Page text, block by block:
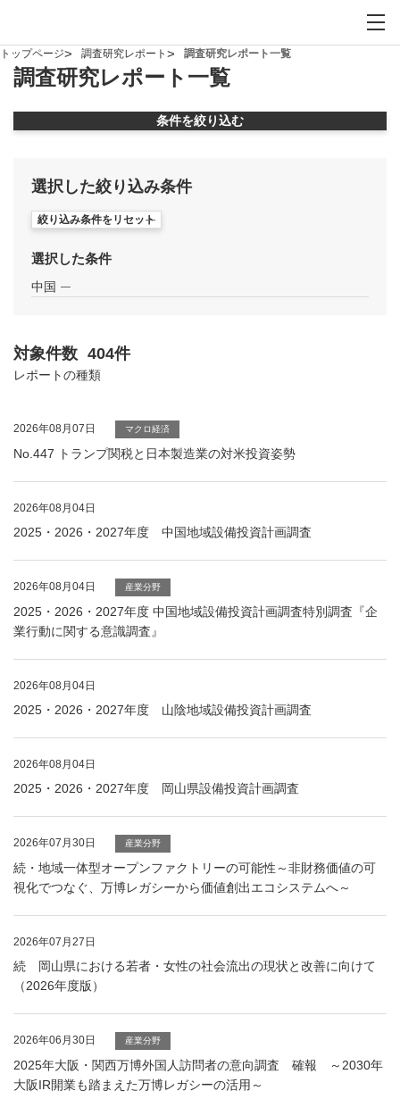
トップページ 調査研究レポート 調査研究レポート一覧
調査研究レポート一覧
条件を絞り込むモーダルウィンドウを開きます
選択した絞り込み条件
絞り込み条件をリセット
選択した条件
中国
対象件数 404件
レポートの種類モーダルウィンドウを開きます
2026年08月07日 マクロ経済
No.447 トランプ関税と日本製造業の対米投資姿勢
2026年08月04日
2025・2026・2027年度 中国地域設備投資計画調査
2026年08月04日 産業分野
2025・2026・2027年度 中国地域設備投資計画調査特別調査『企
業行動に関する意識調査』
2026年08月04日
2025・2026・2027年度 山陰地域設備投資計画調査
2026年08月04日
2025・2026・2027年度 岡山県設備投資計画調査
2026年07月30日 産業分野
続・地域一体型オープンファクトリーの可能性～非財務価値の可
視化でつなぐ、万博レガシーから価値創出エコシステムへ～
2026年07月27日
続 岡山県における若者・女性の社会流出の現状と改善に向けて
（2026年度版）
2026年06月30日 産業分野
2025年大阪・関西万博外国人訪問者の意向調査 確報 ～2030年
大阪IR開業も踏まえた万博レガシーの活用～